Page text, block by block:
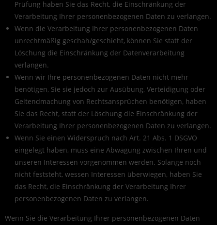
Prüfung haben Sie das Recht, die Einschränkung der
Verarbeitung Ihrer personenbezogenen Daten zu verlangen.
Wenn die Verarbeitung Ihrer personenbezogenen Daten
unrechtmäßig geschah/geschieht, können Sie statt der
Löschung die Einschränkung der Datenverarbeitung
verlangen.
Wenn wir Ihre personenbezogenen Daten nicht mehr
benötigen, Sie sie jedoch zur Ausübung, Verteidigung oder
Geltendmachung von Rechtsansprüchen benötigen, haben
Sie das Recht, statt der Löschung die Einschränkung der
Verarbeitung Ihrer personenbezogenen Daten zu verlangen.
Wenn Sie einen Widerspruch nach Art. 21 Abs. 1 DSGVO
eingelegt haben, muss eine Abwägung zwischen Ihren und
unseren Interessen vorgenommen werden. Solange noch
nicht feststeht, wessen Interessen überwiegen, haben Sie
das Recht, die Einschränkung der Verarbeitung Ihrer
personenbezogenen Daten zu verlangen.
Wenn Sie die Verarbeitung Ihrer personenbezogenen Daten